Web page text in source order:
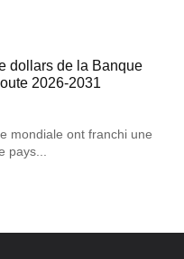
dollars de la Banque
2026-2031
mondiale ont franchi une
pays...